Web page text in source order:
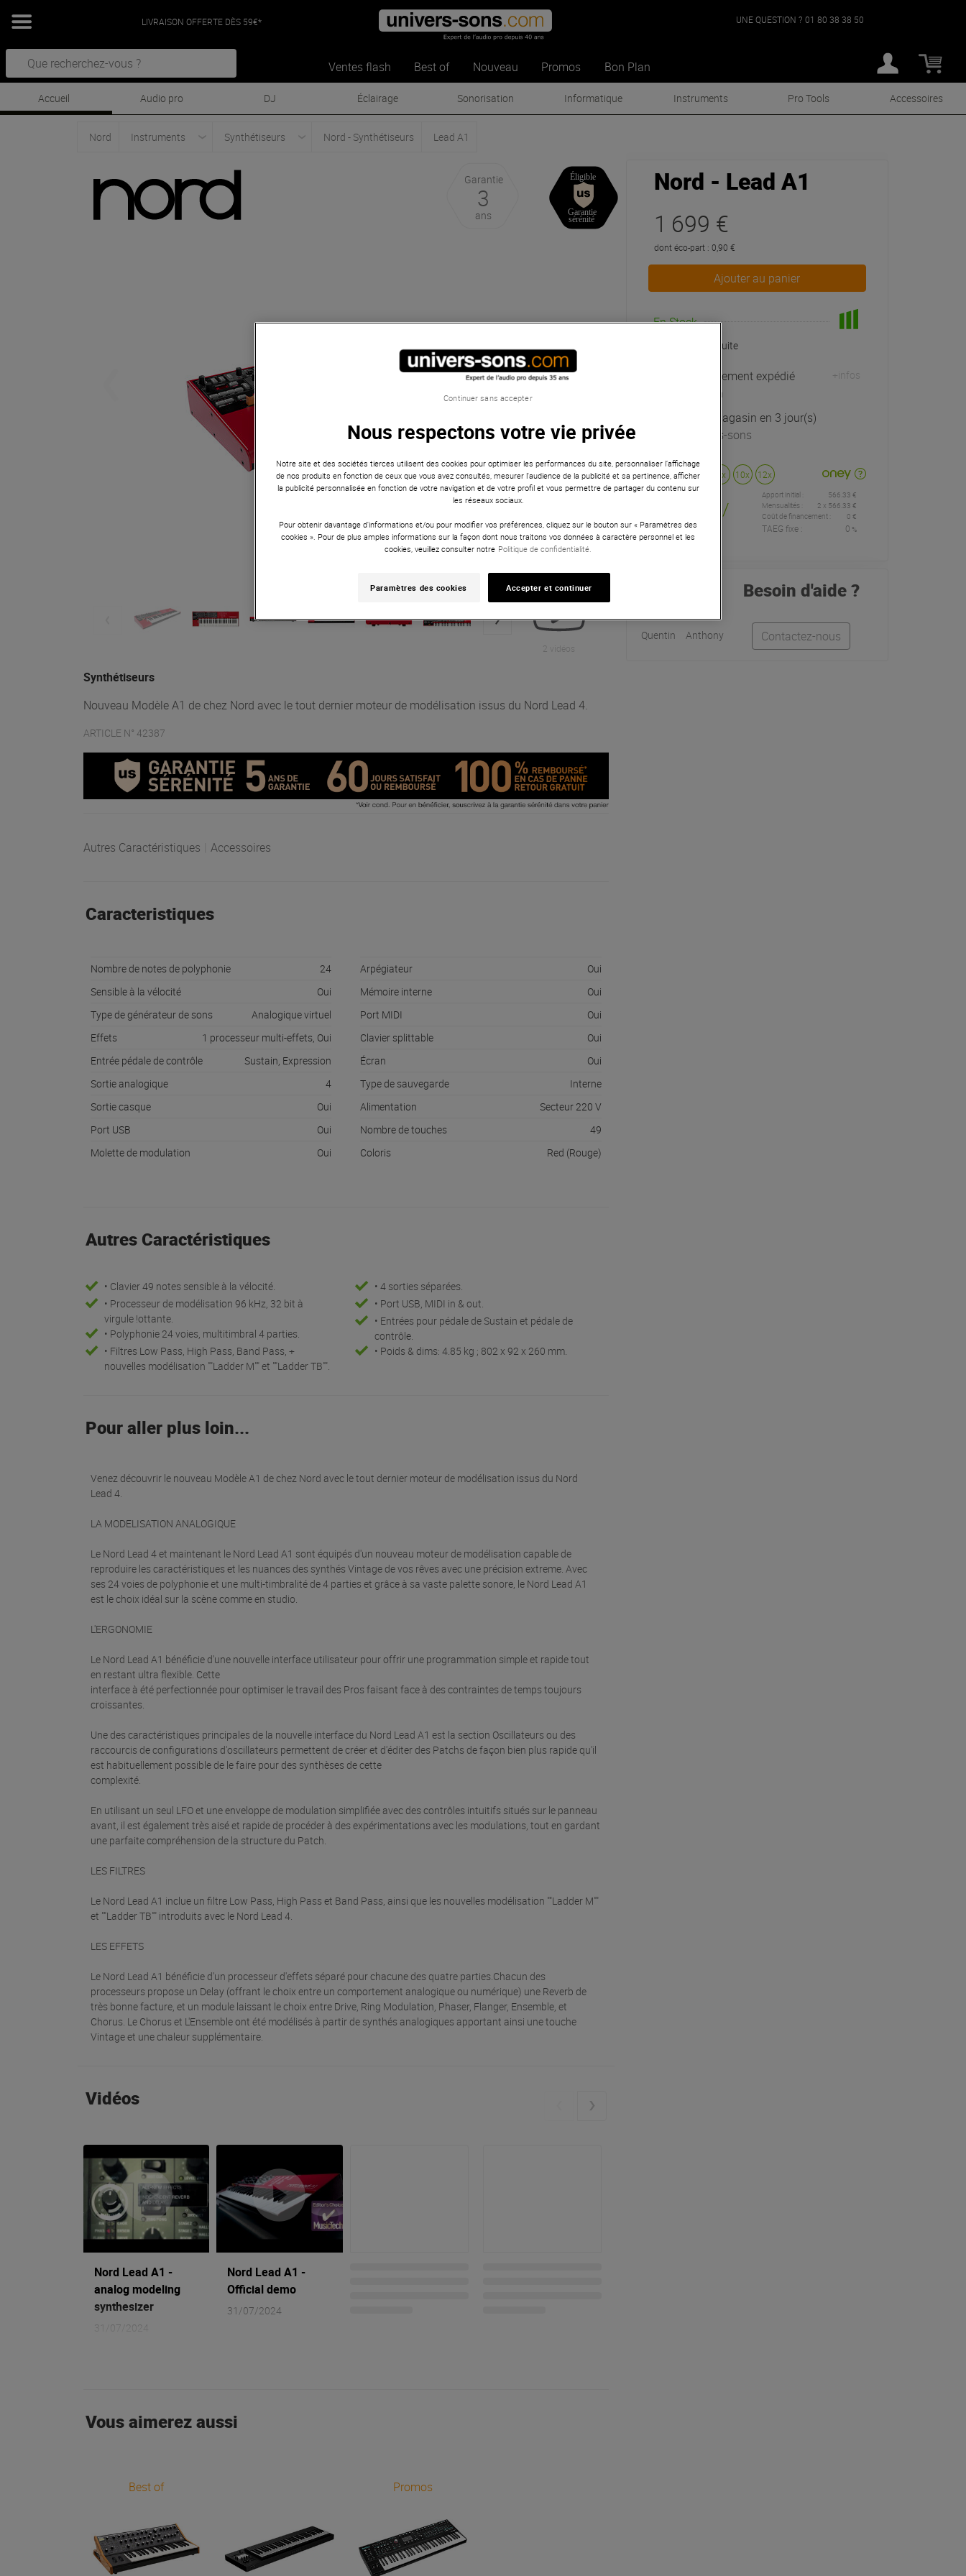
LIVRAISON OFFERTE DÈS 59€*
Ventes flash Best of Nouveau Promos Bon Plan
UNE QUESTION ? 01 80 38 38 50
Accueil Audio pro DJ Éclairage Sonorisation Informatique Instruments Pro Tools Accessoires
Nord Instruments Synthétiseurs Nord - Synthétiseurs Lead A1
Garantie
3
ans
2 vidéos
Synthétiseurs
Nouveau Modèle A1 de chez Nord avec le tout dernier moteur de modélisation issus du Nord Lead 4.
ARTICLE N° 42387
Autres Caractéristiques Accessoires
Caracteristiques
Nombre de notes de polyphonie
24
Sensible à la vélocité
Oui
Type de générateur de sons
Analogique virtuel
Effets
1 processeur multi-effets, Oui
Entrée pédale de contrôle
Sustain, Expression
Sortie analogique
4
Sortie casque
Oui
Port USB
Oui
Molette de modulation
Oui
Arpégiateur
Oui
Mémoire interne
Oui
Port MIDI
Oui
Clavier splittable
Oui
Écran
Oui
Type de sauvegarde
Interne
Alimentation
Secteur 220 V
Nombre de touches
49
Coloris
Red (Rouge)
Autres Caractéristiques
• Clavier 49 notes sensible à la vélocité.
• Processeur de modélisation 96 kHz, 32 bit à
virgule !ottante.
• Polyphonie 24 voies, multitimbral 4 parties.
• Filtres Low Pass, High Pass, Band Pass, +
nouvelles modélisation ""Ladder M"" et ""Ladder TB"".
• 4 sorties séparées.
• Port USB, MIDI in & out.
• Entrées pour pédale de Sustain et pédale de
contrôle.
• Poids & dims: 4.85 kg ; 802 x 92 x 260 mm.
Pour aller plus loin...
Venez découvrir le nouveau Modèle A1 de chez Nord avec le tout dernier moteur de modélisation issus du Nord
Lead 4.
LA MODELISATION ANALOGIQUE
Le Nord Lead 4 et maintenant le Nord Lead A1 sont équipés d'un nouveau moteur de modélisation capable de
reproduire les caractéristiques et les nuances des synthés Vintage de vos rêves avec une précision extreme. Avec
ses 24 voies de polyphonie et une multi-timbralité de 4 parties et grâce à sa vaste palette sonore, le Nord Lead A1
est le choix idéal sur la scène comme en studio.
L'ERGONOMIE
Le Nord Lead A1 bénéficie d'une nouvelle interface utilisateur pour offrir une programmation simple et rapide tout
en restant ultra flexible. Cette
interface à été perfectionnée pour optimiser le travail des Pros faisant face à des contraintes de temps toujours
croissantes.
Une des caractéristiques principales de la nouvelle interface du Nord Lead A1 est la section Oscillateurs ou des
raccourcis de configurations d'oscillateurs permettent de créer et d'éditer des Patchs de façon bien plus rapide qu'il
est habituellement possible de le faire pour des synthèses de cette
complexité.
En utilisant un seul LFO et une enveloppe de modulation simplifiée avec des contrôles intuitifs situés sur le panneau
avant, il est également très aisé et rapide de procéder à des expérimentations avec les modulations, tout en gardant
une parfaite compréhension de la structure du Patch.
LES FILTRES
Le Nord Lead A1 inclue un filtre Low Pass, High Pass et Band Pass, ainsi que les nouvelles modélisation ""Ladder M""
et ""Ladder TB"" introduits avec le Nord Lead 4.
LES EFFETS
Le Nord Lead A1 bénéficie d'un processeur d'effets séparé pour chacune des quatre parties.Chacun des
processeurs propose un Delay (offrant le choix entre un comportement analogique ou numérique) une Reverb de
très bonne facture, et un module laissant le choix entre Drive, Ring Modulation, Phaser, Flanger, Ensemble, et
Chorus. Le Chorus et L'Ensemble ont été modélisés à partir de synthés analogiques apportant ainsi une touche
Vintage et une chaleur supplémentaire.
Vidéos
Nord Lead A1 -
analog modeling
synthesizer
31/07/2024
Nord Lead A1 -
Official demo
31/07/2024
Vous aimerez aussi
Best of Promos
Nord - Lead A1
1 699 €
dont éco-part : 0,90 €
Ajouter au panier
En Stock
Livraison Gratuite
Habituellement expédié
sous 24h
+infos
Retrait magasin en 3 jour(s)
à Univers-sons
Payer en 3x 4x 10x 12x
/
mois
Apport initial :
566.33 €
Mensualités :
2 x 566.33 €
Coût de financement :
0 €
TAEG fixe : 0 %
Quentin Anthony
Besoin d'aide ?
Contactez-nous
Nous respectons votre vie privée
Notre site et des sociétés tierces utilisent des cookies pour optimiser les performances du site, personnaliser l’affichage
de nos produits en fonction de ceux que vous avez consultés, mesurer l'audience de la publicité et sa pertinence, afficher
la publicité personnalisée en fonction de votre navigation et de votre profil et vous permettre de partager du contenu sur
les réseaux sociaux.
Pour obtenir davantage d'informations et/ou pour modifier vos préférences, cliquez sur le bouton sur « Paramètres des
cookies ». Pour de plus amples informations sur la façon dont nous traitons vos données à caractère personnel et les
cookies, veuillez consulter notre Politique de confidentialité.
Paramètres des cookies Accepter et continuer
Continuer sans accepter